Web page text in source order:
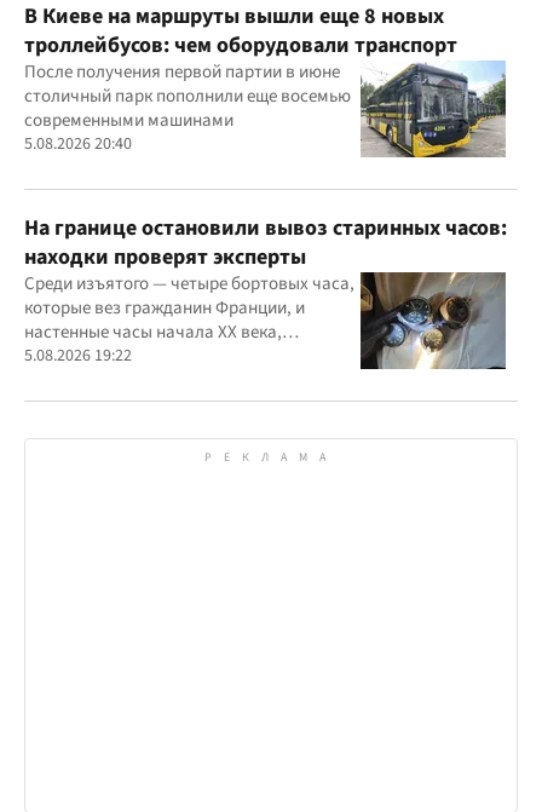
В Киеве на маршруты вышли еще 8 новых
троллейбусов: чем оборудовали транспорт
После получения первой партии в июне
столичный парк пополнили еще восемью
современными машинами
5.08.2026 20:40
На границе остановили вывоз старинных часов:
находки проверят эксперты
Среди изъятого — четыре бортовых часа,
которые вез гражданин Франции, и
настенные часы начала ХХ века,
найденные в автомобиле украинца
5.08.2026 19:22